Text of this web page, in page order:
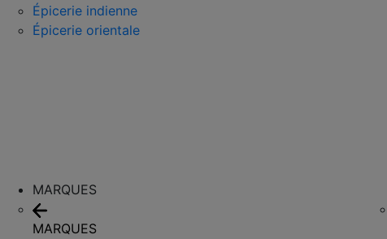
Épicerie indienne
Épicerie orientale
MARQUES
MARQUES